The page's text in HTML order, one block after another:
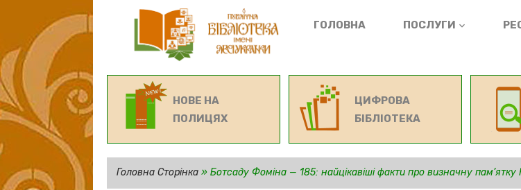
ГОЛОВНА ПОСЛУГИ
НОВЕ НА
ПОЛИЦЯХ
ЦИФРОВА
БІБЛІОТЕКА
Головна Сторінка» Ботсаду Фоміна — 185: найцікавіші факти про визначну пам’ятку